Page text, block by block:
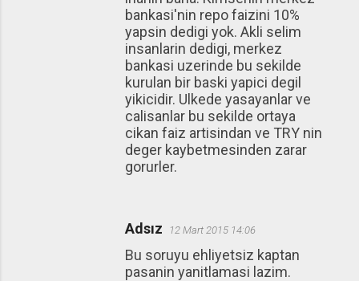
bankasi'nin repo faizini 10%
yapsin dedigi yok. Akli selim
insanlarin dedigi, merkez
bankasi uzerinde bu sekilde
kurulan bir baski yapici degil
yikicidir. Ulkede yasayanlar ve
calisanlar bu sekilde ortaya
cikan faiz artisindan ve TRY nin
deger kaybetmesinden zarar
gorurler.
Adsız 12 Mart 2015 14:06
Bu soruyu ehliyetsiz kaptan
pasanin yanitlamasi lazim.